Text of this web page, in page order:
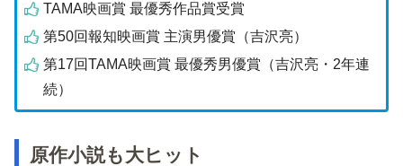
TAMA映画賞 最優秀作品賞受賞
第50回報知映画賞 主演男優賞（吉沢亮）
第17回TAMA映画賞 最優秀男優賞（吉沢亮・2年連
続）
原作小説も大ヒット